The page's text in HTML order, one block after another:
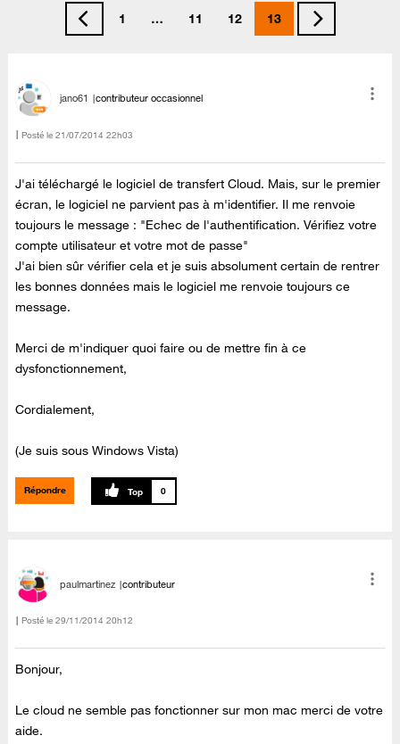
1 … 11 12 13
jano61 contributeur occasionnel
Posté le ‎21/07/2014 22h03
J'ai téléchargé le logiciel de transfert Cloud. Mais, sur le premier
écran, le logiciel ne parvient pas à m'identifier. Il me renvoie
toujours le message : "Echec de l'authentification. Vérifiez votre
compte utilisateur et votre mot de passe"
J'ai bien sûr vérifier cela et je suis absolument certain de rentrer
les bonnes données mais le logiciel me renvoie toujours ce
message.
Merci de m'indiquer quoi faire ou de mettre fin à ce
dysfonctionnement,
Cordialement,
(Je suis sous Windows Vista)
Répondre 0
paulmartinez contributeur
Posté le ‎29/11/2014 20h12
Bonjour,
Le cloud ne semble pas fonctionner sur mon mac merci de votre
aide.